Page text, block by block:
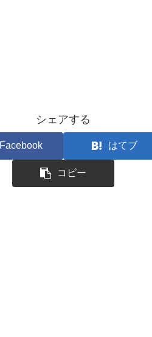
シェアする
Facebook はてブ
コピー